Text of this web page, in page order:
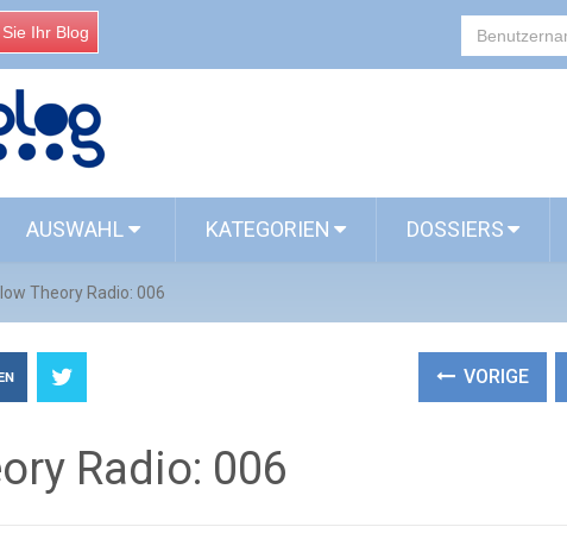
Ihr Blog
AUSWAHL KATEGORIEN DOSSIERS
Theory Radio: 006
VORIGE
Radio: 006